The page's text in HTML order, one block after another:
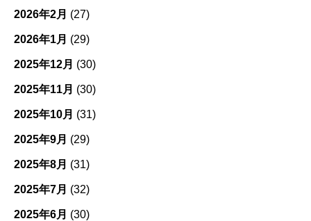
2026年2月 (27)
2026年1月 (29)
2025年12月 (30)
2025年11月 (30)
2025年10月 (31)
2025年9月 (29)
2025年8月 (31)
2025年7月 (32)
2025年6月 (30)